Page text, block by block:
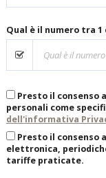
Qual è il numero tra 1
Presto il
personali come
dell'informativa
Presto il consenso
elettronica,
tariffe praticate.